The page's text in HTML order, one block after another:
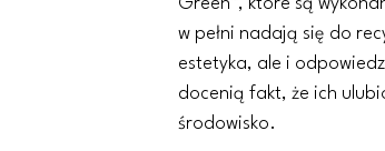
w pełni nadają się do
estetyka, ale i
docenią fakt, że ich
środowisko.